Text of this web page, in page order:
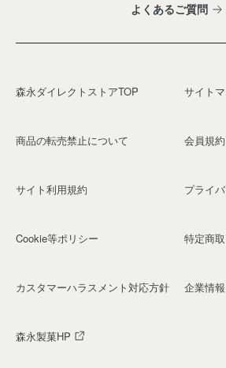
よくあるご質問
森永ダイレクトストアTOP サイト
商品の転売禁止について 会員規約
サイト利用規約 プライ
Cookie等ポリシー 特定商
カスタマーハラスメント対応方針 企業情報
森永製菓HP